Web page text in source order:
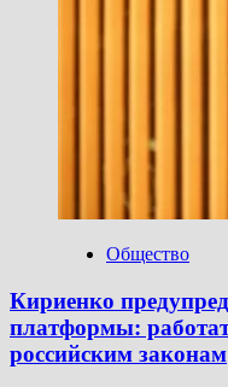
Общество
Кириенко
платформы:
российским законам